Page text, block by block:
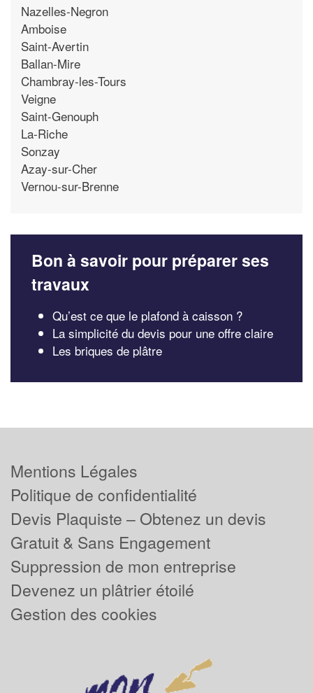
Nazelles-Negron
Amboise
Saint-Avertin
Ballan-Mire
Chambray-les-Tours
Veigne
Saint-Genouph
La-Riche
Sonzay
Azay-sur-Cher
Vernou-sur-Brenne
Bon à savoir pour préparer ses
travaux
Qu’est ce que le plafond à caisson ?
La simplicité du devis pour une offre claire
Les briques de plâtre
Mentions Légales
Politique de confidentialité
Devis Plaquiste – Obtenez un devis
Gratuit & Sans Engagement
Suppression de mon entreprise
Devenez un plâtrier étoilé
Gestion des cookies